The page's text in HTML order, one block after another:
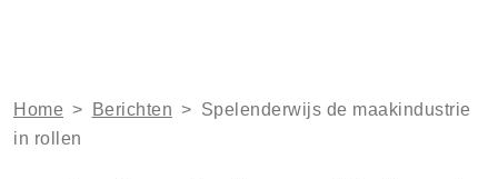
Home > Berichten > Spelenderwijs de maakindustrie
in rollen